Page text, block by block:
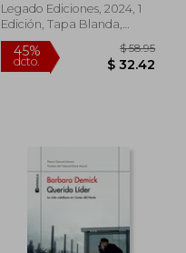
Legado Ediciones, 2024, 1
Edición, Tapa Blanda,
Nuevo
dcto.